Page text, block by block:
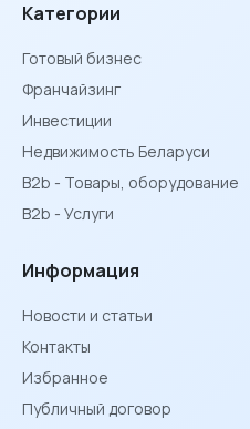
Категории
Готовый бизнес
Франчайзинг
Инвестиции
Недвижимость Беларуси
B2b - Товары, оборудование
B2b - Услуги
Информация
Новости и статьи
Контакты
Избранное
Публичный договор